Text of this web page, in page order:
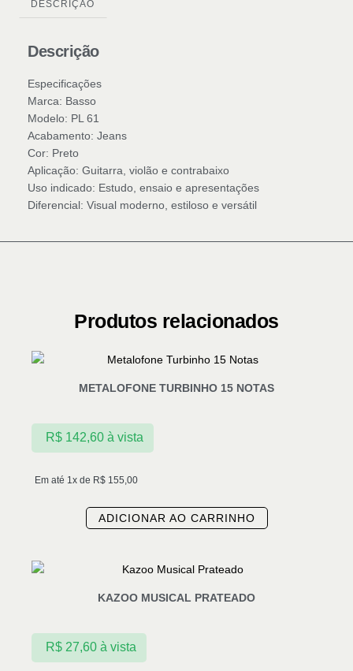
DESCRIÇÃO
Descrição
Especificações
Marca: Basso
Modelo: PL 61
Acabamento: Jeans
Cor: Preto
Aplicação: Guitarra, violão e contrabaixo
Uso indicado: Estudo, ensaio e apresentações
Diferencial: Visual moderno, estiloso e versátil
Produtos relacionados
METALOFONE TURBINHO 15 NOTAS
Em até 1x de R$ 155,00
R$142,60 à vista
ADICIONAR AO CARRINHO
KAZOO MUSICAL PRATEADO
R$27,60 à vista